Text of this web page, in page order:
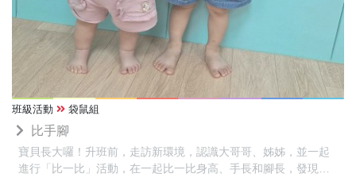
班級活動 袋鼠組
比手腳
寶貝長大囉！升班前，走訪新環境，認識大哥哥、姊姊，並一起
進行「比一比」活動，在一起比一比身高、手長和腳長，發現每